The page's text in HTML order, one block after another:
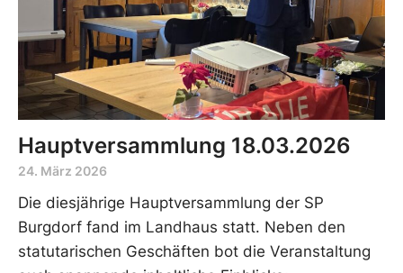
Hauptversammlung 18.03.2026
24. März 2026
Die diesjährige Hauptversammlung der SP
Burgdorf fand im Landhaus statt. Neben den
statutarischen Geschäften bot die Veranstaltung